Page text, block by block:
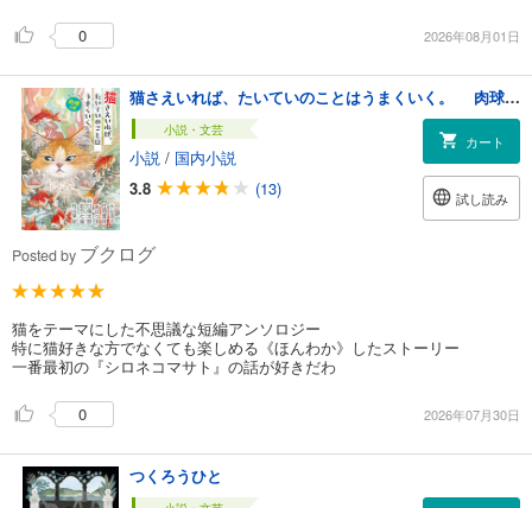
0 2026年08月01日
猫さえいれば、たいていのことはうまくいく。 肉球の巻
小説・文芸
小説 / 国内小説
3.8
(13)
カート
試し読み
Posted by ブクログ
猫をテーマにした不思議な短編アンソロジー
特に猫好きな方でなくても楽しめる《ほんわか》したストーリー
一番最初の『シロネコマサト』の話が好きだわ
0 2026年07月30日
つくろうひと